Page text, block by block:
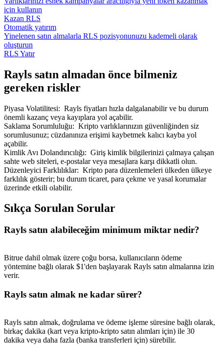
için kullanın
Kazan RLS
Otomatik yatırım
Yinelenen satın almalarla RLS pozisyonunuzu kademeli olarak
oluşturun
RLS Yatır
Rayls satın almadan önce bilmeniz
gereken riskler
Piyasa Volatilitesi: Rayls fiyatları hızla dalgalanabilir ve bu durum
önemli kazanç veya kayıplara yol açabilir.
Saklama Sorumluluğu: Kripto varlıklarınızın güvenliğinden siz
sorumlusunuz; cüzdanınıza erişimi kaybetmek kalıcı kayba yol
açabilir.
Kimlik Avı Dolandırıcılığı: Giriş kimlik bilgilerinizi çalmaya çalışan
sahte web siteleri, e-postalar veya mesajlara karşı dikkatli olun.
Düzenleyici Farklılıklar: Kripto para düzenlemeleri ülkeden ülkeye
farklılık gösterir; bu durum ticaret, para çekme ve yasal korumalar
üzerinde etkili olabilir.
Sıkça Sorulan Sorular
Rayls satın alabileceğim minimum miktar nedir?
Bitrue dahil olmak üzere çoğu borsa, kullanıcıların ödeme
yöntemine bağlı olarak $1'den başlayarak Rayls satın almalarına izin
verir.
Rayls satın almak ne kadar sürer?
Rayls satın almak, doğrulama ve ödeme işleme süresine bağlı olarak,
birkaç dakika (kart veya kripto-kripto satın alımları için) ile 30
dakika veya daha fazla (banka transferleri için) sürebilir.